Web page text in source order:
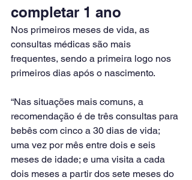
completar 1 ano
Nos primeiros meses de vida, as
consultas médicas são mais
frequentes, sendo a primeira logo nos
primeiros dias após o nascimento.
“Nas situações mais comuns, a
recomendação é de três consultas para
bebês com cinco a 30 dias de vida;
uma vez por mês entre dois e seis
meses de idade; e uma visita a cada
dois meses a partir dos sete meses do